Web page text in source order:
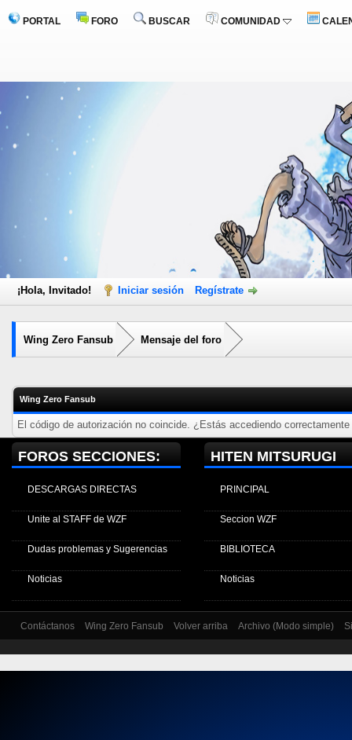
PORTAL FORO BUSCAR COMUNIDAD
¡Hola, Invitado! Iniciar sesión Regístrate
Wing Zero Fansub Mensaje del foro
Wing Zero Fansub
El código de autorización no coincide. ¿Estás accediendo
FOROS SECCIONES:
DESCARGAS DIRECTAS
Unite al STAFF de WZF
Dudas problemas y Sugerencias
Noticias
HITEN MITSURUGI
PRINCIPAL
Seccion WZF
BIBLIOTECA
Noticias
Contáctanos Wing Zero Fansub Volver arriba Archivo (Modo simple)